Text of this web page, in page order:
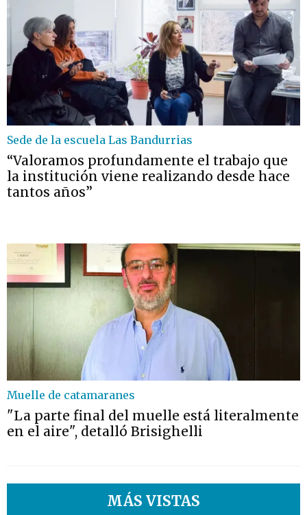
Sede de la escuela Las Bandurrias
“Valoramos profundamente el trabajo que
la institución viene realizando desde hace
tantos años”
Muelle de catamaranes
"La parte final del muelle está literalmente
en el aire", detalló Brisighelli
MÁS VISTAS